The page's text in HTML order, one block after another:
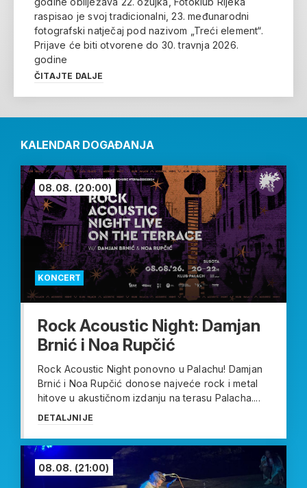
raspisao je svoj tradicionalni, 23. međunarodni
fotografski natječaj pod nazivom „Treći element“.
Prijave će biti otvorene do 30. travnja 2026.
godine
ČITAJTE DALJE
KALENDAR DOGAĐANJA
KONCERT
08.08. (20:00)
Rock Acoustic Night: Damjan
Brnić i Noa Rupčić
Rock Acoustic Night ponovno u Palachu! Damjan
Brnić i Noa Rupčić donose najveće rock i metal
hitove u akustičnom izdanju na terasu Palacha....
DETALJNIJE
08.08. (21:00)